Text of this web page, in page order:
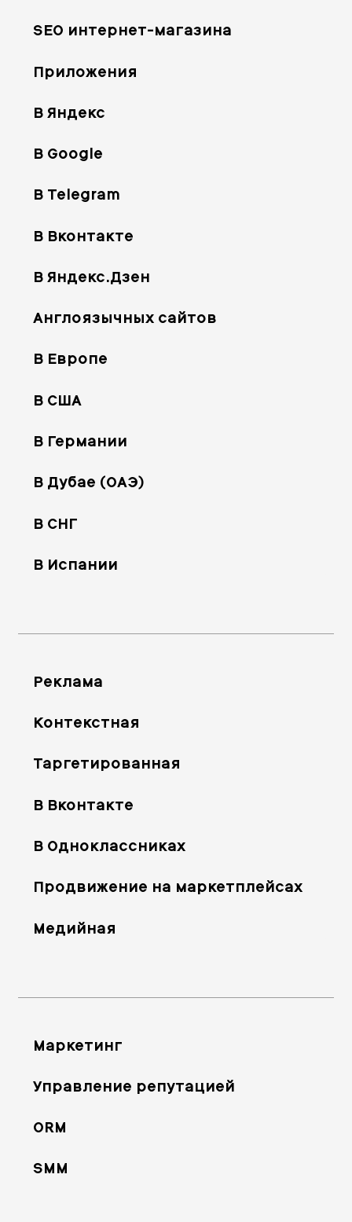
SEO интернет-магазина
Приложения
В Яндекс
В Google
В Telegram
В Вконтакте
В Яндекс.Дзен
Англоязычных сайтов
В Европе
В США
В Германии
В Дубае (ОАЭ)
В СНГ
В Испании
Реклама
Контекстная
Таргетированная
В Вконтакте
В Одноклассниках
Продвижение на маркетплейсах
Медийная
Маркетинг
Управление репутацией
ORM
SMM